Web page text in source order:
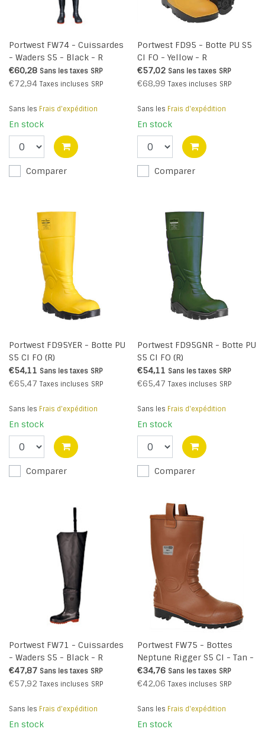
Portwest FW74 - Cuissardes
- Waders S5 - Black - R
€60,28 Sans les taxes SRP
€72,94 Taxes incluses SRP
Sans les Frais d'expédition
En stock
Comparer
Portwest FD95 - Botte PU S5
CI FO - Yellow - R
€57,02 Sans les taxes SRP
€68,99 Taxes incluses SRP
Sans les Frais d'expédition
En stock
Comparer
Portwest FD95YER - Botte PU
S5 CI FO (R)
€54,11 Sans les taxes SRP
€65,47 Taxes incluses SRP
Sans les Frais d'expédition
En stock
Comparer
Portwest FD95GNR - Botte PU
S5 CI FO (R)
€54,11 Sans les taxes SRP
€65,47 Taxes incluses SRP
Sans les Frais d'expédition
En stock
Comparer
Portwest FW71 - Cuissardes
- Waders S5 - Black - R
€47,87 Sans les taxes SRP
€57,92 Taxes incluses SRP
Sans les Frais d'expédition
En stock
Portwest FW75 - Bottes
Neptune Rigger S5 CI - Tan -
R
€34,76 Sans les taxes SRP
€42,06 Taxes incluses SRP
Sans les Frais d'expédition
En stock